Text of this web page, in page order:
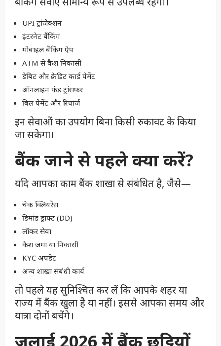
UPI ट्रांजेक्शन
इंटरनेट बैंकिंग
मोबाइल बैंकिंग ऐप
ATM से कैश निकासी
डेबिट और क्रेडिट कार्ड पेमेंट
ऑनलाइन फंड ट्रांसफर
बिल पेमेंट और रिचार्ज
इन सेवाओं का उपयोग बिना किसी रुकावट के किया
जा सकेगा।
बैंक जाने से पहले क्या करें?
यदि आपका काम बैंक शाखा से संबंधित है, जैसे—
चेक क्लियरेंस
डिमांड ड्राफ्ट (DD)
लॉकर सेवा
कैश जमा या निकासी
KYC अपडेट
अन्य शाखा संबंधी कार्य
तो पहले यह सुनिश्चित कर लें कि आपके शहर या
राज्य में बैंक खुला है या नहीं। इससे आपका समय और
यात्रा दोनों बचेंगे।
जुलाई 2026 में बैंक छुट्टियों